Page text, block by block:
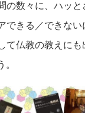
の数々に、ハッと
できる／できな
て仏教の教えに